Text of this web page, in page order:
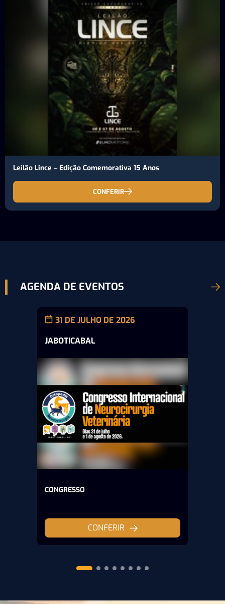
Leilão Lince – Edição Comemorativa 15 Anos
CONFERIR
AGENDA DE EVENTOS
31 DE JULHO DE 2026
JABOTICABAL
CONGRESSO
CONFERIR